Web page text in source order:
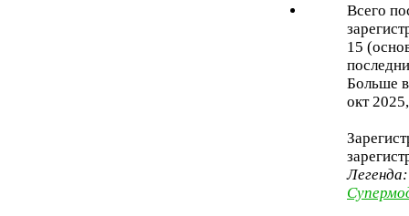
Всего
15
Больше
окт